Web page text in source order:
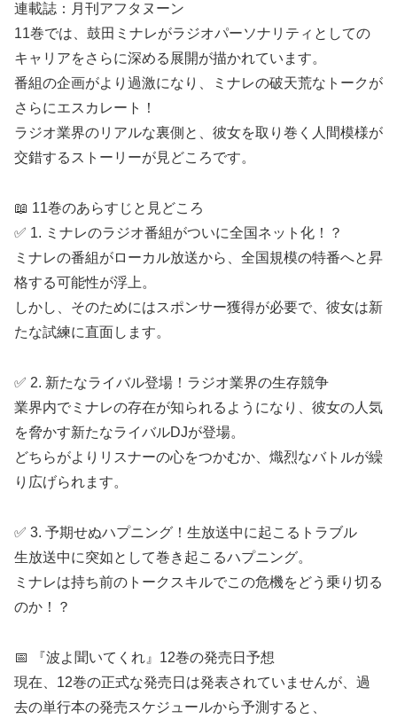
連載誌：月刊アフタヌーン
11巻では、鼓田ミナレがラジオパーソナリティとしての
キャリアをさらに深める展開が描かれています。
番組の企画がより過激になり、ミナレの破天荒なトークが
さらにエスカレート！
ラジオ業界のリアルな裏側と、彼女を取り巻く人間模様が
交錯するストーリーが見どころです。
📖 11巻のあらすじと見どころ
✅ 1. ミナレのラジオ番組がついに全国ネット化！？
ミナレの番組がローカル放送から、全国規模の特番へと昇
格する可能性が浮上。
しかし、そのためにはスポンサー獲得が必要で、彼女は新
たな試練に直面します。
✅ 2. 新たなライバル登場！ラジオ業界の生存競争
業界内でミナレの存在が知られるようになり、彼女の人気
を脅かす新たなライバルDJが登場。
どちらがよりリスナーの心をつかむか、熾烈なバトルが繰
り広げられます。
✅ 3. 予期せぬハプニング！生放送中に起こるトラブル
生放送中に突如として巻き起こるハプニング。
ミナレは持ち前のトークスキルでこの危機をどう乗り切る
のか！？
📅 『波よ聞いてくれ』12巻の発売日予想
現在、12巻の正式な発売日は発表されていませんが、過
去の単行本の発売スケジュールから予測すると、